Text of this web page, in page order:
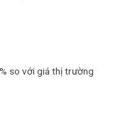
so với giá thị trường